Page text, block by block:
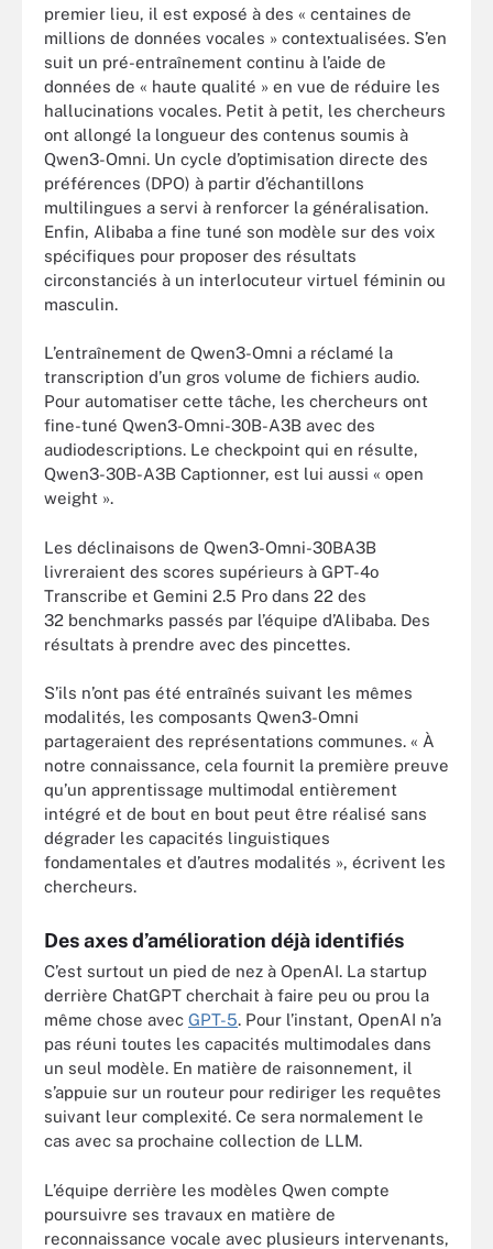
premier lieu, il est exposé à des « centaines de
millions de données vocales » contextualisées. S’en
suit un pré-entraînement continu à l’aide de
données de « haute qualité » en vue de réduire les
hallucinations vocales. Petit à petit, les chercheurs
ont allongé la longueur des contenus soumis à
Qwen3-Omni. Un cycle d’optimisation directe des
préférences (DPO) à partir d’échantillons
multilingues a servi à renforcer la généralisation.
Enfin, Alibaba a fine tuné son modèle sur des voix
spécifiques pour proposer des résultats
circonstanciés à un interlocuteur virtuel féminin ou
masculin.
L’entraînement de Qwen3-Omni a réclamé la
transcription d’un gros volume de fichiers audio.
Pour automatiser cette tâche, les chercheurs ont
fine-tuné Qwen3-Omni-30B-A3B avec des
audiodescriptions. Le checkpoint qui en résulte,
Qwen3-30B-A3B Captionner, est lui aussi « open
weight ».
Les déclinaisons de Qwen3-Omni-30BA3B
livreraient des scores supérieurs à GPT-4o
Transcribe et Gemini 2.5 Pro dans 22 des
32 benchmarks passés par l’équipe d’Alibaba. Des
résultats à prendre avec des pincettes.
S’ils n’ont pas été entraînés suivant les mêmes
modalités, les composants Qwen3-Omni
partageraient des représentations communes. « À
notre connaissance, cela fournit la première preuve
qu’un apprentissage multimodal entièrement
intégré et de bout en bout peut être réalisé sans
dégrader les capacités linguistiques
fondamentales et d’autres modalités », écrivent les
chercheurs.
Des axes d’amélioration déjà identifiés
C’est surtout un pied de nez à OpenAI. La startup
derrière ChatGPT cherchait à faire peu ou prou la
même chose avec GPT-5. Pour l’instant, OpenAI n’a
pas réuni toutes les capacités multimodales dans
un seul modèle. En matière de raisonnement, il
s’appuie sur un routeur pour rediriger les requêtes
suivant leur complexité. Ce sera normalement le
cas avec sa prochaine collection de LLM.
L’équipe derrière les modèles Qwen compte
poursuivre ses travaux en matière de
reconnaissance vocale avec plusieurs intervenants,